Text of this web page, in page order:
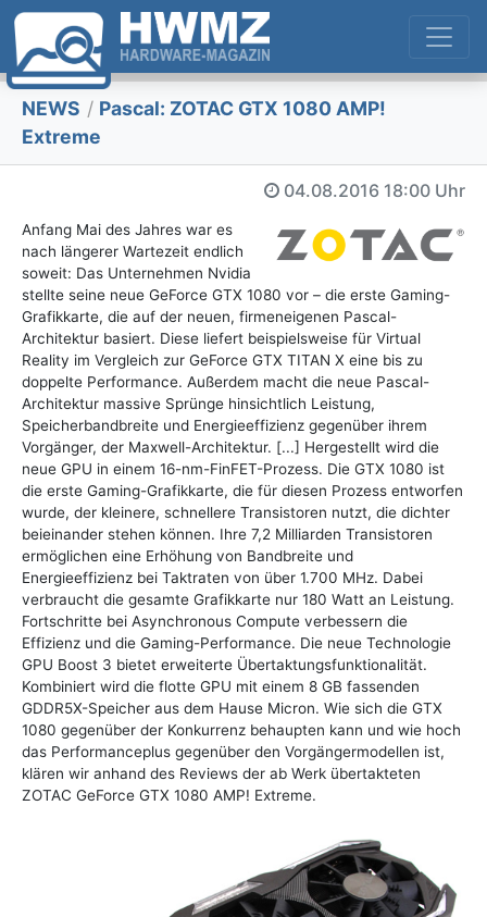
NEWS / Pascal: ZOTAC GTX 1080 AMP!
Extreme
04.08.2016 18:00 Uhr
Anfang Mai des Jahres war es
nach längerer Wartezeit endlich
soweit: Das Unternehmen Nvidia
stellte seine neue GeForce GTX 1080 vor – die erste Gaming-
Grafikkarte, die auf der neuen, firmeneigenen Pascal-
Architektur basiert. Diese liefert beispielsweise für Virtual
Reality im Vergleich zur GeForce GTX TITAN X eine bis zu
doppelte Performance. Außerdem macht die neue Pascal-
Architektur massive Sprünge hinsichtlich Leistung,
Speicherbandbreite und Energieeffizienz gegenüber ihrem
Vorgänger, der Maxwell-Architektur. [...] Hergestellt wird die
neue GPU in einem 16-nm-FinFET-Prozess. Die GTX 1080 ist
die erste Gaming-Grafikkarte, die für diesen Prozess entworfen
wurde, der kleinere, schnellere Transistoren nutzt, die dichter
beieinander stehen können. Ihre 7,2 Milliarden Transistoren
ermöglichen eine Erhöhung von Bandbreite und
Energieeffizienz bei Taktraten von über 1.700 MHz. Dabei
verbraucht die gesamte Grafikkarte nur 180 Watt an Leistung.
Fortschritte bei Asynchronous Compute verbessern die
Effizienz und die Gaming-Performance. Die neue Technologie
GPU Boost 3 bietet erweiterte Übertaktungsfunktionalität.
Kombiniert wird die flotte GPU mit einem 8 GB fassenden
GDDR5X-Speicher aus dem Hause Micron. Wie sich die GTX
1080 gegenüber der Konkurrenz behaupten kann und wie hoch
das Performanceplus gegenüber den Vorgängermodellen ist,
klären wir anhand des Reviews der ab Werk übertakteten
ZOTAC GeForce GTX 1080 AMP! Extreme.